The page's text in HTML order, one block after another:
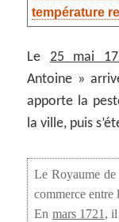
température
Le 25 mai
Antoine »
apporte la
la ville, puis
Le Royaume de
commerce entre
En mars 1721,